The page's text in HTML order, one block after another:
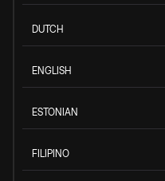
DUTCH
ENGLISH
ESTONIAN
FILIPINO